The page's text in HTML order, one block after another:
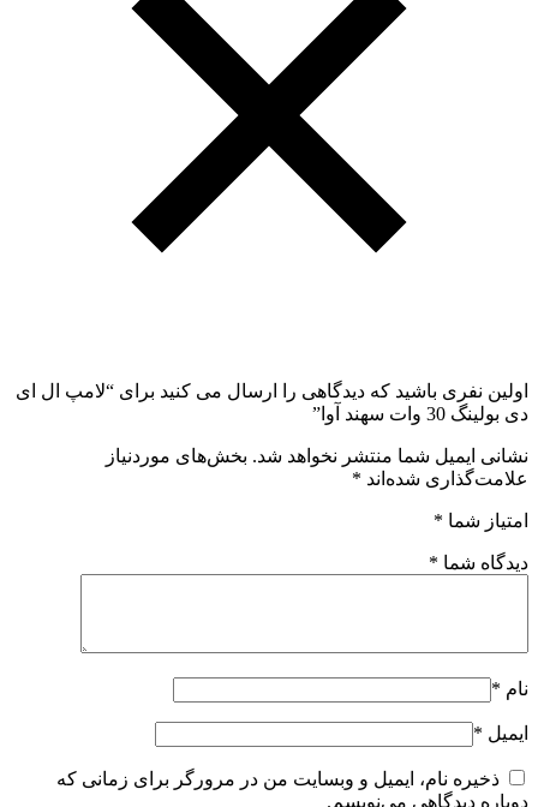
اولین نفری باشید که دیدگاهی را ارسال می کنید برای “لامپ ال ای
دی بولینگ 30 وات سهند آوا”
نشانی ایمیل شما منتشر نخواهد شد. بخش‌های موردنیاز
علامت‌گذاری شده‌اند *
امتیاز شما *
دیدگاه شما *
نام *
ایمیل *
ذخیره نام، ایمیل و وبسایت من در مرورگر برای زمانی که
دوباره دیدگاهی می‌نویسم.